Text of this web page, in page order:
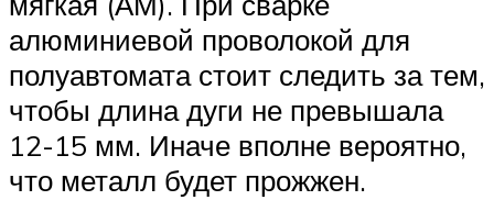
алюминиевой проволокой для
полуавтомата стоит следить за тем,
чтобы длина дуги не превышала
12-15 мм. Иначе вполне вероятно,
что металл будет прожжен.